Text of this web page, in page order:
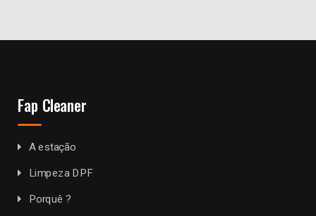
Fap Cleaner
A estação
Limpeza DPF
Porquê ?